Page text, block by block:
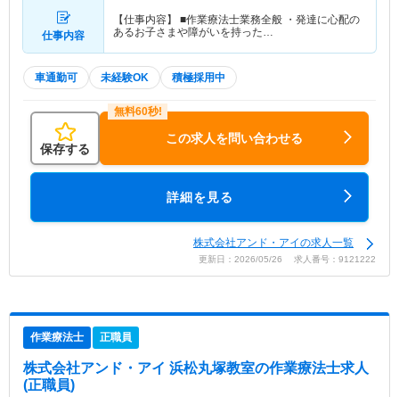
仕事内容
【仕事内容】 ■作業療法士業務全般 ・発達に心配の
あるお子さまや障がいを持った…
車通勤可 未経験OK 積極採用中
保存する
この求人を問い合わせる
詳細を見る
株式会社アンド・アイの求人一覧
更新日：2026/05/26 求人番号：9121222
作業療法士 正職員
株式会社アンド・アイ 浜松丸塚教室の作業療法士求人
(正職員)